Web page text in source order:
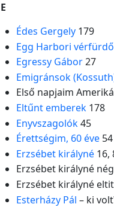
E
Édes Gergely179
Egg Harbori vérfürdő
Egressy Gábor27
Emigránsok
Első napjaim
Eltűnt emberek178
Enyvszagolók45
Érettségim, 60 éve54
Erzsébet királyné16,
Erzsébet királyné
Erzsébet királyné
Esterházy Pál – ki